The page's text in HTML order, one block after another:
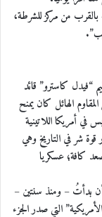
من مركز للشرطة،
“فيدل كاسترو” قائد
الهائل كان يمنح
في أمريكا اللاتينية
شر في التاريخ وهي
كافة؛ عسكريا
بدأتُ – ومنذ سنتين –
التي صدر الجزء